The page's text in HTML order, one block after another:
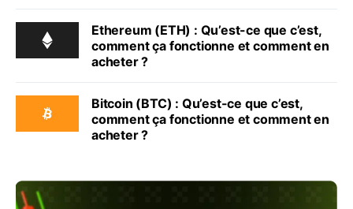
Ethereum (ETH) : Qu’est-ce que c’est,
comment ça fonctionne et comment en
acheter ?
Bitcoin (BTC) : Qu’est-ce que c’est,
comment ça fonctionne et comment en
acheter ?